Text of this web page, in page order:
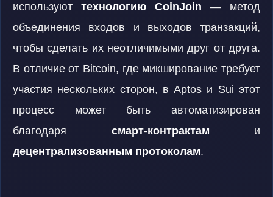
используют технологию CoinJoin — метод
объединения входов и выходов транзакций,
чтобы сделать их неотличимыми друг от друга.
В отличие от Bitcoin, где микширование требует
участия нескольких сторон, в Aptos и Sui этот
процесс может быть автоматизирован
благодаря смарт-контрактам и
децентрализованным протоколам.